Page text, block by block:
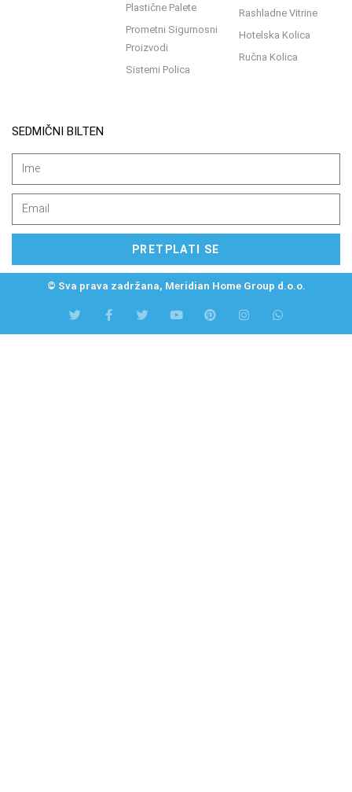
Plastične Palete
Prometni Sigurnosni
Proizvodi
Sistemi Polica
Rashladne Vitrine
Hotelska Kolica
Ručna Kolica
SEDMIČNI BILTEN
PRETPLATI SE
© Sva prava zadržana, Meridian Home Group d.o.o.